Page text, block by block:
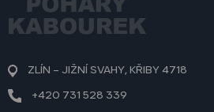
ZLÍN – JIŽNÍ SVAHY, KŘIBY 4718
+420 731 528 339